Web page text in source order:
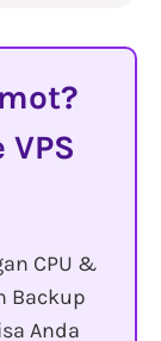
CPU &
Backup
Anda